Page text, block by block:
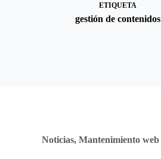
ETIQUETA
gestión de contenidos
Noticias, Mantenimiento web